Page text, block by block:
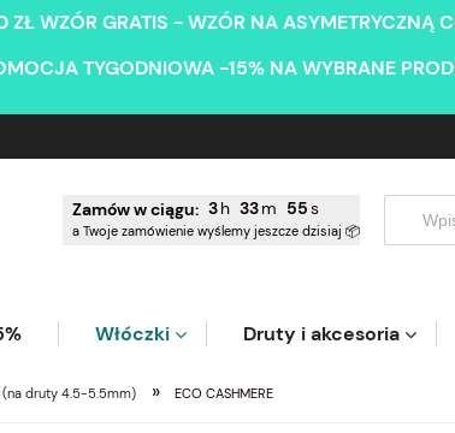
WZÓR GRATIS - WZÓR NA ASYMETRYCZNĄ
TYGODNIOWA -15% NA WYBRANE
Zamów w ciągu: 3 33 54
a Twoje zamówienie wyślemy jeszcze dzisiaj 📦
Włóczki Druty i akcesoria
(na druty 4.5-5.5mm) » ECO CASHMERE